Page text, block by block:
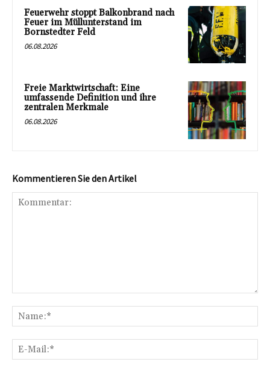
Feuerwehr stoppt Balkonbrand nach
Feuer im Müllunterstand im
Bornstedter Feld
06.08.2026
Freie Marktwirtschaft: Eine
umfassende Definition und ihre
zentralen Merkmale
06.08.2026
Kommentieren Sie den Artikel